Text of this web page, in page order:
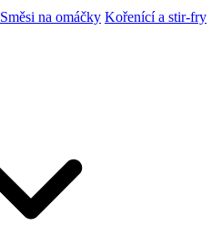
Směsi na omáčky Kořenící a stir-fry